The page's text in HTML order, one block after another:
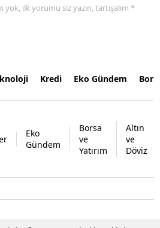
ilk yorumu siz yazın, tartışalım *
Kredi Eko Gündem
Eko
Gündem
Borsa
ve
Yatırım
Altın
ve
Döviz